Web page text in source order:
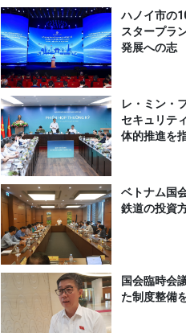
ハノイ市の
スタープラ
発展への志
レ・ミン・
セキュリテ
体的推進を
ベトナム国
鉄道の投資
国会臨時会
た制度整備